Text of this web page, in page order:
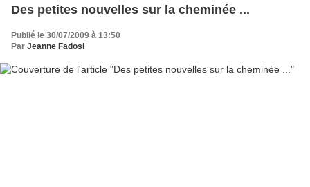
Des petites nouvelles sur la cheminée ...
Publié le 30/07/2009 à 13:50
Par Jeanne Fadosi